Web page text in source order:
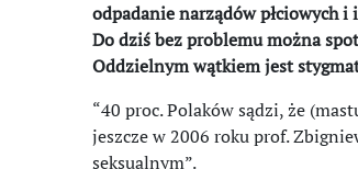
odpadanie narządów płciowych
Do dziś bez problemu można
Oddzielnym wątkiem jest
“40 proc. Polaków sądzi, że
jeszcze w 2006 roku prof.
seksualnym”.